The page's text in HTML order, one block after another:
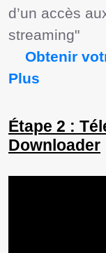
d’un accès
streaming"
Obtenir
Plus
Étape 2 :
Downloader